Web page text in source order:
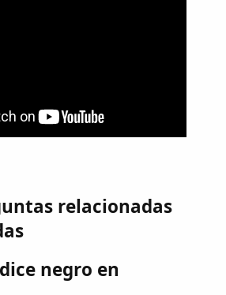
relacionadas
negro en